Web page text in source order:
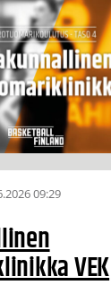
09:29
VEK